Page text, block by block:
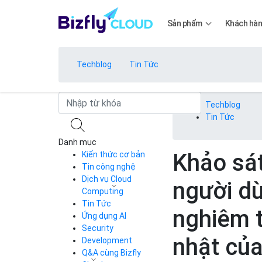
Sản phẩm
Bảng giá
Bảng giá
Khách
Techblog Tin Tức
Techblog
Tin Tức
Khảo
người
nghiêm
nhật
Danh mục
Kiến thức cơ bản
Tin công nghệ
Dịch vụ Cloud
Computing
Cloud Server
CDN
Load Balancer
Auto Scaling
Container Registry
Tin Tức
Ứng dụng AI
Security
Development
Q&A cùng Bizfly